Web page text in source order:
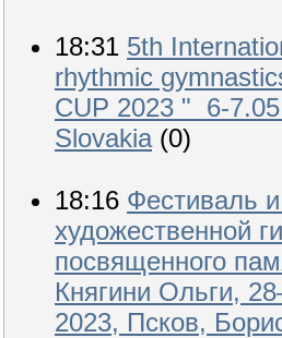
18:31 5th
rhythmic
CUP 2023 " 6-
Slovakia (0)
18:16 Фестиваль
художественной
посвященного
Княгини Ольги,
2023, Псков,